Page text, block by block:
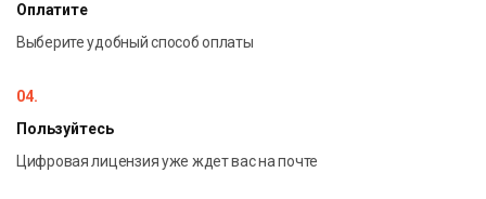
Оплатите
Выберите удобный способ оплаты
04.
Пользуйтесь
Цифровая лицензия уже ждет вас на почте